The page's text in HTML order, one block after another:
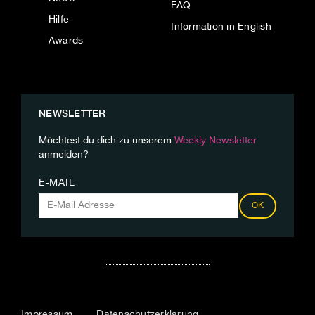
Hilfe
Awards
FAQ
Information in English
NEWSLETTER
Möchtest du dich zu unserem Weekly Newsletter
anmelden?
E-MAIL
OK